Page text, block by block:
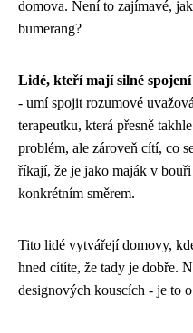
domova. Není to zajímavé,
bumerang?
Lidé, kteří mají silné spojení
- umí spojit rozumové
terapeutku, která přesně
problém, ale zároveň cítí, co
říkají, že je jako maják v
konkrétním směrem.
Tito lidé vytvářejí domovy,
hned cítíte, že tady je dobře.
designových kouscích - je to